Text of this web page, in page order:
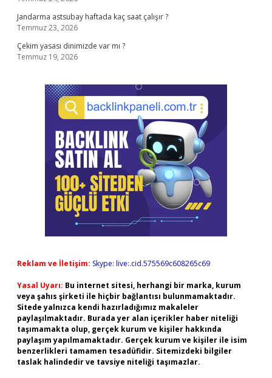
Jandarma astsubay haftada kaç saat çalışır ?
Temmuz 23, 2026
Çekim yasası dinimizde var mı ?
Temmuz 19, 2026
Reklam ve İletişim: Skype: live:.cid.575569c608265c69
Yasal Uyarı: Bu internet sitesi, herhangi bir marka, kurum
veya şahıs şirketi ile hiçbir bağlantısı bulunmamaktadır.
Sitede yalnızca kendi hazırladığımız makaleler
paylaşılmaktadır. Burada yer alan içerikler haber niteliği
taşımamakta olup, gerçek kurum ve kişiler hakkında
paylaşım yapılmamaktadır. Gerçek kurum ve kişiler ile isim
benzerlikleri tamamen tesadüfidir. Sitemizdeki bilgiler
taslak halindedir ve tavsiye niteliği taşımazlar.